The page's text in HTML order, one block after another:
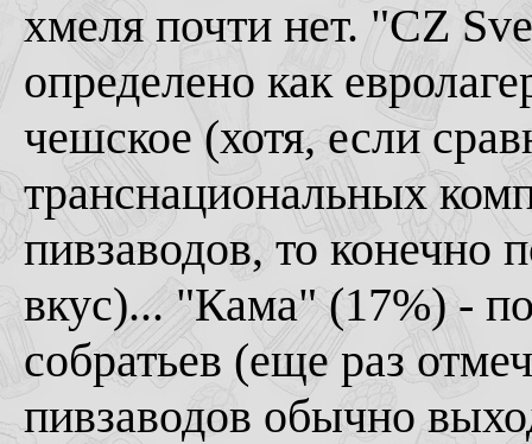
хмеля почти нет. "CZ
определено как
чешское (хотя, если
транснациональных
пивзаводов, то конечно
вкус)... "Кама" (17%) -
собратьев (еще раз
пивзаводов обычно